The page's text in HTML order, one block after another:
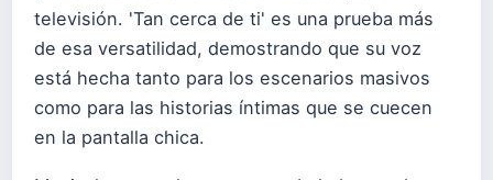
televisión. 'Tan cerca de ti' es una prueba más
de esa versatilidad, demostrando que su voz
está hecha tanto para los escenarios masivos
como para las historias íntimas que se cuecen
en la pantalla chica.